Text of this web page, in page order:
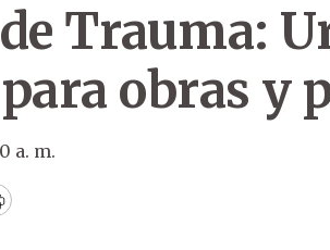
Trauma:
obras y
a. m.